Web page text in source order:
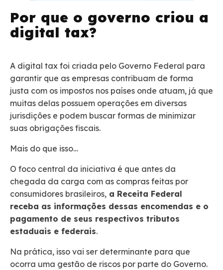
Por que o governo criou a
digital tax?
A digital tax foi criada pelo Governo Federal para
garantir que as empresas contribuam de forma
justa com os impostos nos países onde atuam, já que
muitas delas possuem operações em diversas
jurisdições e podem buscar formas de minimizar
suas obrigações fiscais.
Mais do que isso…
O foco central da iniciativa é que antes da
chegada da carga com as compras feitas por
consumidores brasileiros, a Receita Federal
receba as informações dessas encomendas e o
pagamento de seus respectivos tributos
estaduais e federais.
Na prática, isso vai ser determinante para que
ocorra uma gestão de riscos por parte do Governo.